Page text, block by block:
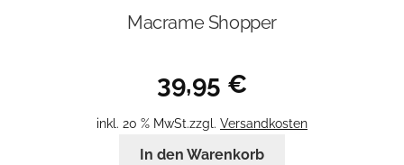
Macrame Shopper
39,95 €
inkl. 20 % MwSt.zzgl. Versandkosten
In den Warenkorb